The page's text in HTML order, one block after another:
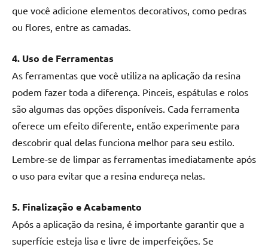
que você adicione elementos decorativos, como pedras
ou flores, entre as camadas.
4. Uso de Ferramentas
As ferramentas que você utiliza na aplicação da resina
podem fazer toda a diferença. Pinceis, espátulas e rolos
são algumas das opções disponíveis. Cada ferramenta
oferece um efeito diferente, então experimente para
descobrir qual delas funciona melhor para seu estilo.
Lembre-se de limpar as ferramentas imediatamente após
o uso para evitar que a resina endureça nelas.
5. Finalização e Acabamento
Após a aplicação da resina, é importante garantir que a
superfície esteja lisa e livre de imperfeições. Se